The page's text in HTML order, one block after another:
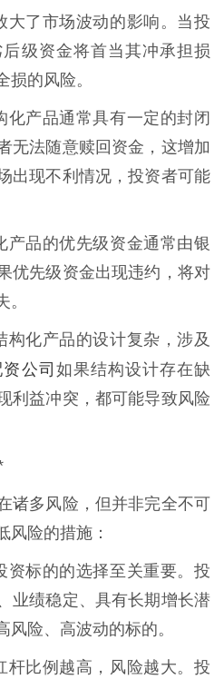
大了市场波动的影响。当投
级资金将首当其冲承担损
损的风险。
化产品通常具有一定的封闭
无法随意赎回资金，这增加
出现不利情况，投资者可能
产品的优先级资金通常由银
优先级资金出现违约，将对
化产品的设计复杂，涉及
公司 如果结构设计存在缺
利益冲突，都可能导致风险
诸多风险，但并非完全不可
风险的措施：
资标的的选择至关重要。投
业绩稳定、具有长期增长潜
险、高波动的标的。
杆比例越高，风险越大。投